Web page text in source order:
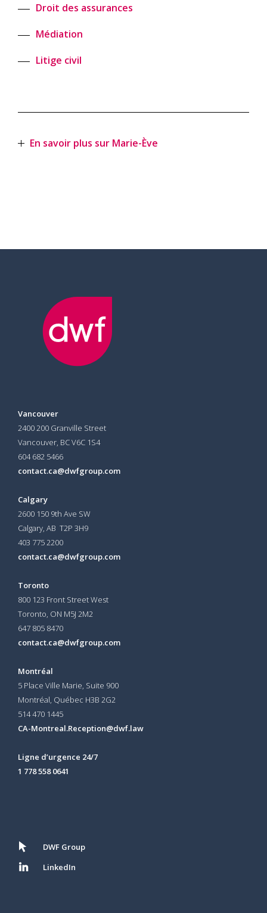
Droit des assurances
Médiation
Litige civil
En savoir plus sur Marie-Ève
Vancouver
2400 200 Granville Street
Vancouver, BC V6C 1S4
604 682 5466
contact.ca@dwfgroup.com
Calgary
2600 150 9th Ave SW
Calgary, AB T2P 3H9
403 775 2200
contact.ca@dwfgroup.com
Toronto
800 123 Front Street West
Toronto, ON M5J 2M2
647 805 8470
contact.ca@dwfgroup.com
Montréal
5 Place Ville Marie, Suite 900
Montréal, Québec H3B 2G2
514 470 1445
CA-Montreal.Reception@dwf.law
Ligne d’urgence 24/7
1 778 558 0641
DWF Group
LinkedIn